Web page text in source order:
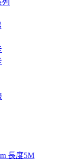
長度5M